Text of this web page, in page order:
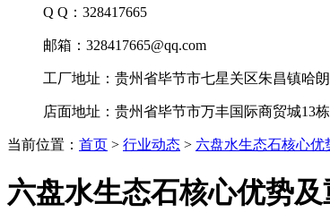
Q Q：328417665
邮箱：328417665@qq.com
工厂地址：贵州省毕节市七星关区朱昌镇哈
店面地址：贵州省毕节市万丰国际商贸城13栋
当前位置： 首页 > 行业动态 > 六盘水生态石核心
六盘水生态石核心优势